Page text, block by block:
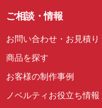
ご相談・情報
お問い合わせ・お見積り
商品を探す
お客様の制作事例
ノベルティお役立ち情報